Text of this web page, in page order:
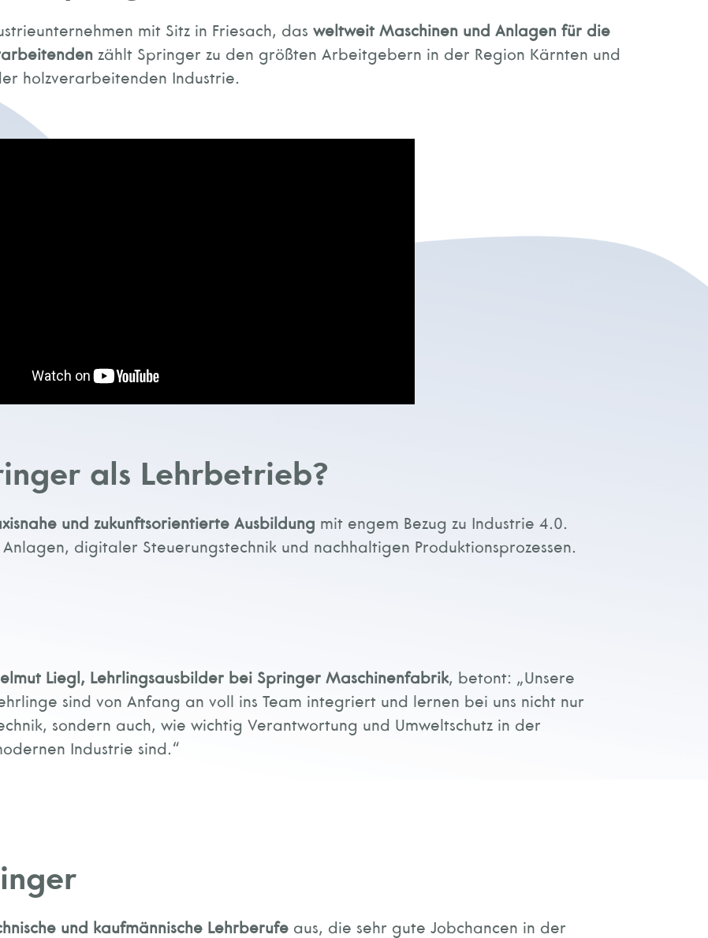
mit Sitz in Friesach, das weltweit Maschinen und Anlagen für die
zählt Springer zu den größten Arbeitgebern in der Region Kärnten und
holzverarbeitenden Industrie.
als Lehrbetrieb?
und zukunftsorientierte Ausbildung mit engem Bezug zu Industrie 4.0.
digitaler Steuerungstechnik und nachhaltigen Produktionsprozessen.
Liegl, Lehrlingsausbilder bei Springer Maschinenfabrik, betont: „Unsere
sind von Anfang an voll ins Team integriert und lernen bei uns nicht nur
sondern auch, wie wichtig Verantwortung und Umweltschutz in der
Industrie sind.“
und kaufmännische Lehrberufe aus, die sehr gute Jobchancen in der